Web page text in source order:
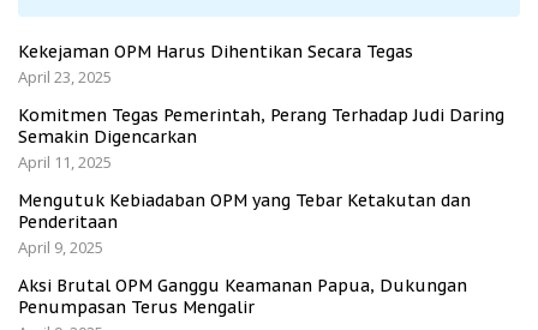
Kekejaman OPM Harus Dihentikan Secara Tegas
April 23, 2025
Komitmen Tegas Pemerintah, Perang Terhadap Judi Daring
Semakin Digencarkan
April 11, 2025
Mengutuk Kebiadaban OPM yang Tebar Ketakutan dan
Penderitaan
April 9, 2025
Aksi Brutal OPM Ganggu Keamanan Papua, Dukungan
Penumpasan Terus Mengalir